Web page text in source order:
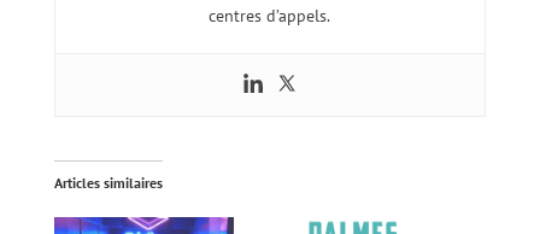
centres d’appels.
Articles similaires